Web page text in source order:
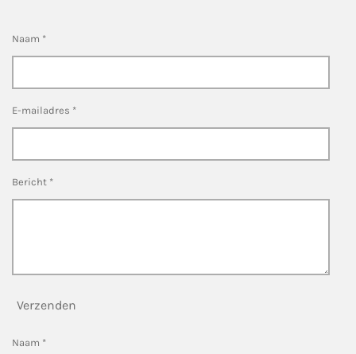
Naam *
E-mailadres *
Bericht *
Verzenden
Naam *